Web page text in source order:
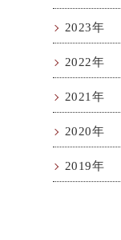
2023年
2022年
2021年
2020年
2019年